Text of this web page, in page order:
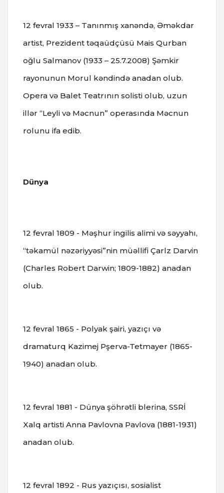
12 fevral 1933 – Tanınmış xanəndə, Əməkdar
artist, Prezident təqaüdçüsü Mais Qurban
oğlu Salmanov (1933 – 25.7.2008) Şəmkir
rayonunun Morul kəndində anadan olub.
Opera və Balet Teatrının solisti olub, uzun
illər “Leyli və Məcnun” operasında Məcnun
rolunu ifa edib.
Dünya
12 fevral 1809 - Məşhur ingilis alimi və səyyahı,
“təkamül nəzəriyyəsi”nin müəllifi Çarlz Darvin
(Charles Robert Darwin; 1809-1882) anadan
olub.
12 fevral 1865 - Polyak şairi, yazıçı və
dramaturq Kazimej Pşerva-Tetmayer (1865-
1940) anadan olub.
12 fevral 1881 - Dünya şöhrətli blerina, SSRİ
Xalq artisti Anna Pavlovna Pavlova (1881-1931)
anadan olub.
12 fevral 1892 - Rus yazıçısı, sosialist